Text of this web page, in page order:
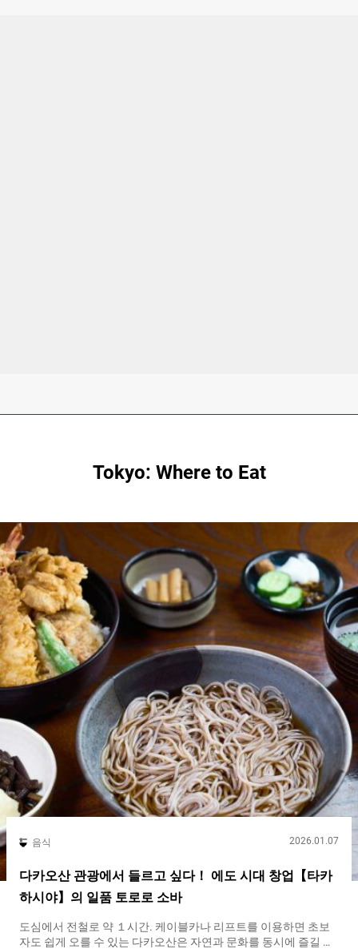
Tokyo: Where to Eat
음식 2026.01.07
다카오산 관광에서 들르고 싶다！ 에도 시대 창업【타카
하시야】의 일품 토로로 소바
도심에서 전철로 약 １시간. 케이블카나 리프트를 이용하면 초보
자도 쉽게 오를 수 있는 다카오산은 자연과 문화를 동시에 즐길 수